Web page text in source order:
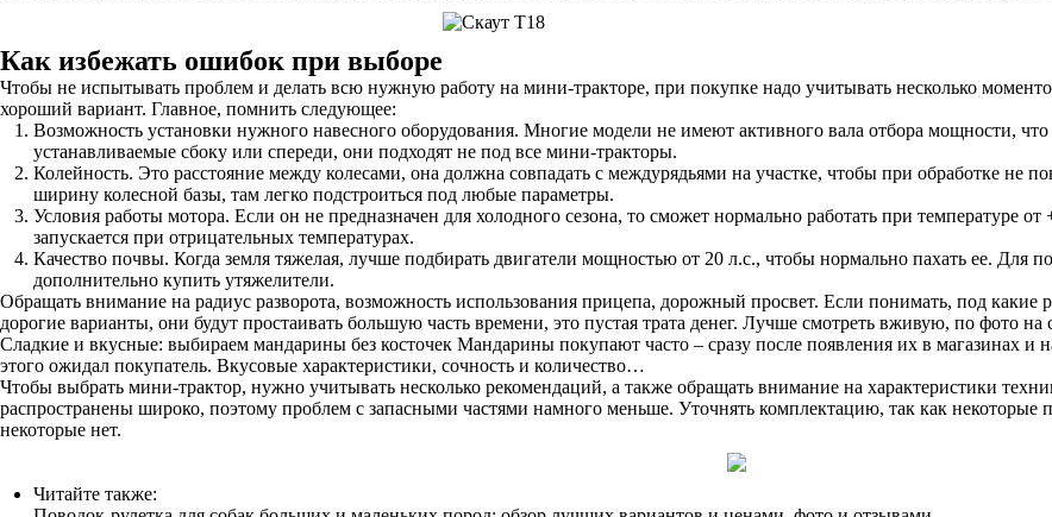
Как избежать ошибок при выборе
Чтобы не испытывать проблем и делать всю нужную работу на мини-тракторе, при покупке надо учитывать несколько
хороший вариант. Главное, помнить следующее:
Возможность установки нужного навесного оборудования. Многие модели не имеют активного вала отбора мощности, что
устанавливаемые сбоку или спереди, они подходят не под все мини-тракторы.
Колейность. Это расстояние между колесами, она должна совпадать с междурядьями на участке, чтобы при обработке не
ширину колесной базы, там легко подстроиться под любые параметры.
Условия работы мотора. Если он не предназначен для холодного сезона, то сможет нормально работать при температуре
запускается при отрицательных температурах.
Качество почвы. Когда земля тяжелая, лучше подбирать двигатели мощностью от 20 л.с., чтобы нормально пахать ее.
дополнительно купить утяжелители.
Обращать внимание на радиус разворота, возможность использования прицепа, дорожный просвет. Если понимать, под
дорогие варианты, они будут простаивать большую часть времени, это пустая трата денег. Лучше смотреть вживую, по фото на
Сладкие и вкусные: выбираем мандарины без косточек Мандарины покупают часто – сразу после появления их в магазинах
этого ожидал покупатель. Вкусовые характеристики, сочность и количество…
Чтобы выбрать мини-трактор, нужно учитывать несколько рекомендаций, а также обращать внимание на характеристики
распространены широко, поэтому проблем с запасными частями намного меньше. Уточнять комплектацию, так как некоторые
некоторые нет.
Читайте также: